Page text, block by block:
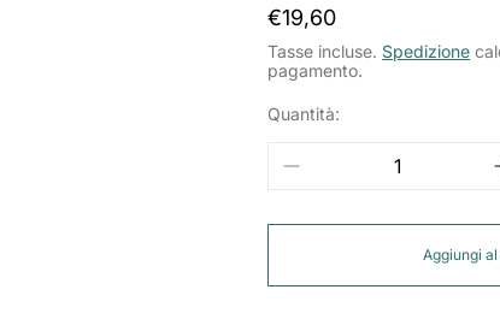
Prezzo
normale
€19,60
Tasse incluse. Spedizione
pagamento.
Quantità:
Aggiungi